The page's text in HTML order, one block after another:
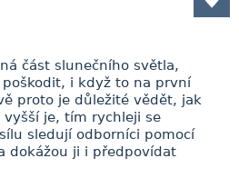
část slunečního světla,
i když to na první
proto je důležité vědět, jak
vyšší je, tím rychleji se
sledují odborníci pomocí
dokážou ji i předpovídat